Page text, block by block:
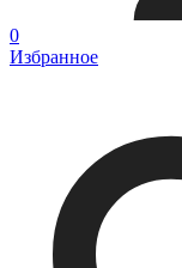
0
Избранное